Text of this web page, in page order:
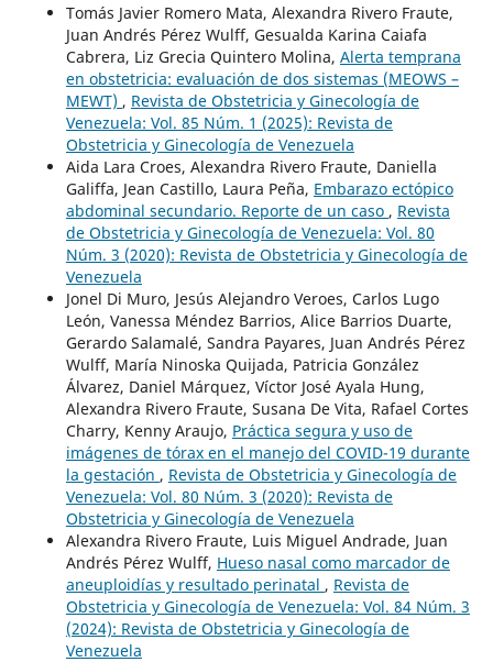
Tomás Javier Romero Mata, Alexandra Rivero Fraute,
Juan Andrés Pérez Wulff, Gesualda Karina Caiafa
Cabrera, Liz Grecia Quintero Molina, Alerta temprana
en obstetricia: evaluación de dos sistemas (MEOWS –
MEWT) , Revista de Obstetricia y Ginecología de
Venezuela: Vol. 85 Núm. 1 (2025): Revista de
Obstetricia y Ginecología de Venezuela
Aida Lara Croes, Alexandra Rivero Fraute, Daniella
Galiffa, Jean Castillo, Laura Peña, Embarazo ectópico
abdominal secundario. Reporte de un caso , Revista
de Obstetricia y Ginecología de Venezuela: Vol. 80
Núm. 3 (2020): Revista de Obstetricia y Ginecología de
Venezuela
Jonel Di Muro, Jesús Alejandro Veroes, Carlos Lugo
León, Vanessa Méndez Barrios, Alice Barrios Duarte,
Gerardo Salamalé, Sandra Payares, Juan Andrés Pérez
Wulff, María Ninoska Quijada, Patricia González
Álvarez, Daniel Márquez, Víctor José Ayala Hung,
Alexandra Rivero Fraute, Susana De Vita, Rafael Cortes
Charry, Kenny Araujo, Práctica segura y uso de
imágenes de tórax en el manejo del COVID-19 durante
la gestación , Revista de Obstetricia y Ginecología de
Venezuela: Vol. 80 Núm. 3 (2020): Revista de
Obstetricia y Ginecología de Venezuela
Alexandra Rivero Fraute, Luis Miguel Andrade, Juan
Andrés Pérez Wulff, Hueso nasal como marcador de
aneuploidías y resultado perinatal , Revista de
Obstetricia y Ginecología de Venezuela: Vol. 84 Núm. 3
(2024): Revista de Obstetricia y Ginecología de
Venezuela